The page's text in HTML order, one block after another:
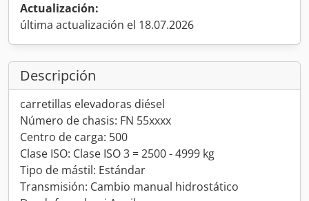
Actualización:
última actualización el 18.07.2026
Descripción
carretillas elevadoras diésel
Número de chasis: FN 55xxxx
Centro de carga: 500
Clase ISO: Clase ISO 3 = 2500 - 4999 kg
Tipo de mástil: Estándar
Transmisión: Cambio manual hidrostático